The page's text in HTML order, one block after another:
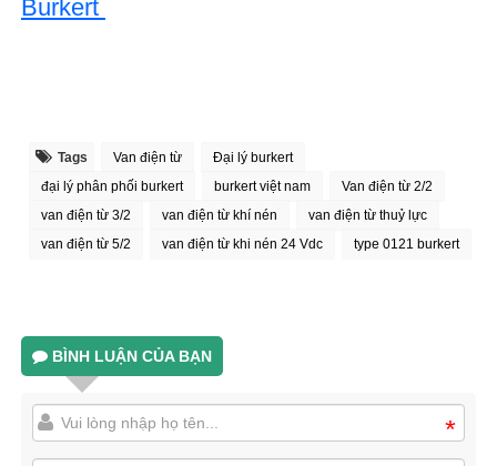
Burkert
Tags Van điện từ
Đại lý burkert
đại lý phân phối burkert
burkert việt nam
Van điện từ 2/2
van điện từ 3/2
van điện từ khí nén
van điện từ thuỷ lực
van điện từ 5/2
van điện từ khi nén 24 Vdc type 0121 burkert
BÌNH LUẬN CỦA BẠN
*